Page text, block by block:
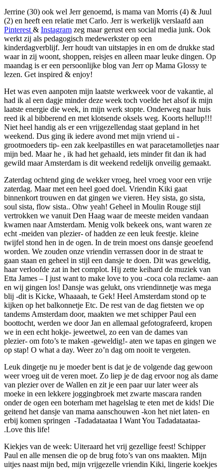
Jerrine (30) ook wel Jerr genoemd, is mama van Morris (4) & Juul
(2) en heeft een relatie met Carlo. Jerr is werkelijk verslaafd aan
Pinterest & Instagram zeg maar gerust een social media junk. Ook
werkt zij als pedagogisch medewerkster op een
kinderdagverblijf. Jerr houdt van uitstapjes in en om de drukke stad
waar in zij woont, shoppen, reisjes en alleen maar leuke dingen. Op
maandag is er een persoonlijke blog van Jerr op Mama Glossy te
lezen. Get inspired & enjoy!
Het was even aanpoten mijn laatste werkweek voor de vakantie, al
had ik al een dagje minder deze week toch voelde het alsof ik mijn
laatste energie die week, in mijn werk stopte. Onderweg naar huis
reed ik al bibberend en met klotsende oksels weg. Koorts hellup!!!
Niet heel handig als er een vrijgezellendag staat gepland in het
weekend. Dus ging ik iedere avond met mijn vriend ui -
grootmoeders tip- een zak keelpastilles en wat paracetamolletjes naar
mijn bed. Maar he , ik had het gehaald, iets minder fit dan ik had
gewild maar Amsterdam is dit weekend redelijk onveilig gemaakt.
Zaterdag ochtend ging de wekker vroeg, heel vroeg voor een vrije
zaterdag. Maar met een heel goed doel. Vriendin Kiki gaat
binnenkort trouwen en dat gingen we vieren. Hey sista, go sista,
soul sista, flow sista.. Ohw yeah! Geheel in Moulin Rouge stijl
vertrokken we vanuit Den Haag waar de meeste meiden vandaan
kwamen naar Amsterdam. Menig volk bekeek ons, want waren ze
echt -meiden van plezier- of hadden ze een leuk feestje. kleine
twijfel stond hen in de ogen. In de trein moest ons dansje geoefend
worden. We zouden onze vriendin verrassen door in de straat te
gaan staan en geheel in stijl een dansje te doen. Dit was geweldig,
haar verloofde zat in het complot. Hij zette keihard de muziek van
Etta James – I just want to make love to you -coca cola reclame- aan
en wij gingen los! Dansje was gelukt, ons vriendinnetje was mega
blij -dit is Kicke, Whaaaah, te Gek! Heel Amsterdam stond op te
kijken op het balkonnetje Etc. De rest van de dag fietsten we op
tandems Amsterdam door, maakten we met schipper Paul een
boottocht, werden we door Jan en allemaal gefotografeerd, kropen
we in een echt hokje- jeweetwel, zo een van de dames van
plezier- om foto’s te maken -geweldig!- aten we tapas en gingen we
op stap! O what a day. Weer zo’n dag om nooit te vergeten.
Leuk dingetje nu je moeder bent is dat je de volgende dag gewoon
weer vroeg uit de veren moet. Zo liep je de dag ervoor nog als dame
van plezier over de Wallen en zit je een paar uur later weer als
moeke in een lekkere joggingbroek met zwarte mascara randen
onder de ogen een boterham met hagelslag te eten met de kids! Die
geitend het dansje van mama aanschouwen -kon het niet laten- en
erbij komen springen -Tadadataataa I Want You Tadadataataa-
.Love this life!
Kiekjes van de week: Uiteraard het vrij gezellige feest! Schipper
Paul en alle mensen die op de brug foto’s van ons maakten. Mijn
uitjes naast mijn bed, mijn vrijgezelle vriendin Kiki, lingerie koekjes